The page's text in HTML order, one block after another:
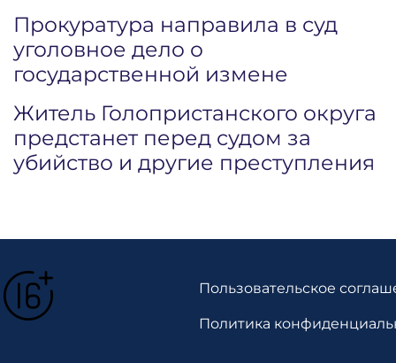
Прокуратура направила в суд
уголовное дело о
государственной измене
Житель Голопристанского округа
предстанет перед судом за
убийство и другие преступления
Пользовательское
Политика